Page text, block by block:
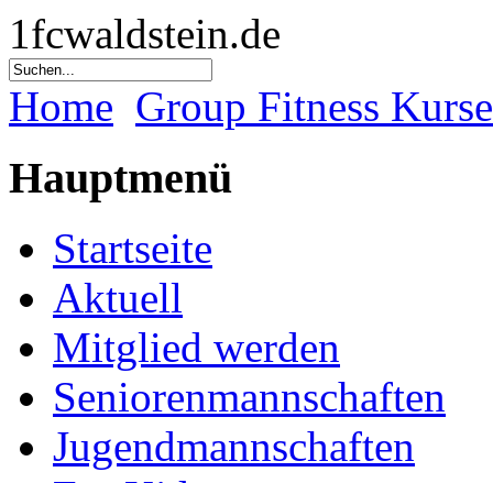
1fcwaldstein.de
Home Group Fitness Kurse
Hauptmenü
Startseite
Aktuell
Mitglied werden
Seniorenmannschaften
Jugendmannschaften